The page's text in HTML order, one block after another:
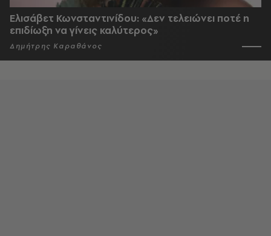
Ελισάβετ Κωνσταντινίδου: «Δεν τελειώνει ποτέ η
επιδίωξη να γίνεις καλύτερος»
Δημήτρης Καραθάνος